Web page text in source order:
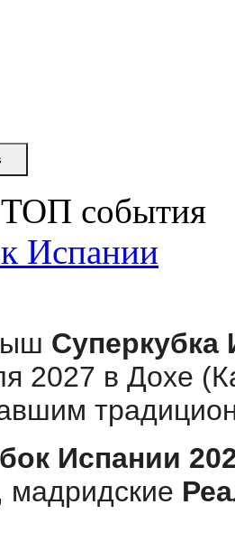
события
Испании
Суперкубка
2027 в Дохе
Испании
мадридские